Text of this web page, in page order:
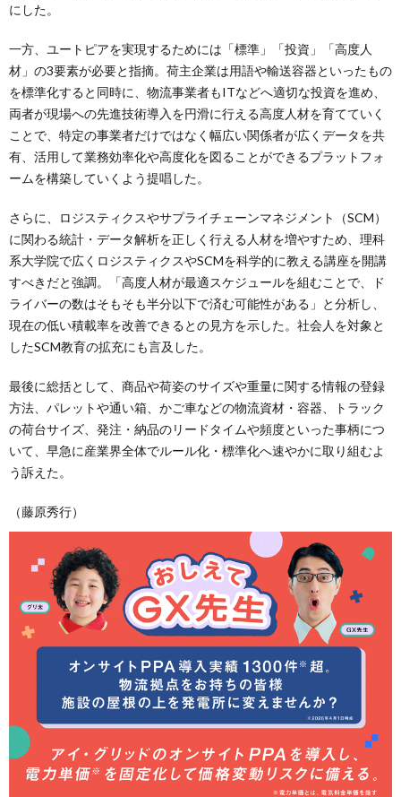
にした。
一方、ユートピアを実現するためには「標準」「投資」「高度人
材」の3要素が必要と指摘。荷主企業は用語や輸送容器といったもの
を標準化すると同時に、物流事業者もITなどへ適切な投資を進め、
両者が現場への先進技術導入を円滑に行える高度人材を育てていく
ことで、特定の事業者だけではなく幅広い関係者が広くデータを共
有、活用して業務効率化や高度化を図ることができるプラットフォ
ームを構築していくよう提唱した。
さらに、ロジスティクスやサプライチェーンマネジメント（SCM）
に関わる統計・データ解析を正しく行える人材を増やすため、理科
系大学院で広くロジスティクスやSCMを科学的に教える講座を開講
すべきだと強調。「高度人材が最適スケジュールを組むことで、ド
ライバーの数はそもそも半分以下で済む可能性がある」と分析し、
現在の低い積載率を改善できるとの見方を示した。社会人を対象と
したSCM教育の拡充にも言及した。
最後に総括として、商品や荷姿のサイズや重量に関する情報の登録
方法、パレットや通い箱、かご車などの物流資材・容器、トラック
の荷台サイズ、発注・納品のリードタイムや頻度といった事柄につ
いて、早急に産業界全体でルール化・標準化へ速やかに取り組むよ
う訴えた。
（藤原秀行）